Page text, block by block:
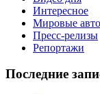
Интересное
Мировые
Пресс-релизы
Репортажи
Последние